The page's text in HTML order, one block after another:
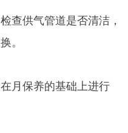
供气管道是否清洁，
。
月保养的基础上进行